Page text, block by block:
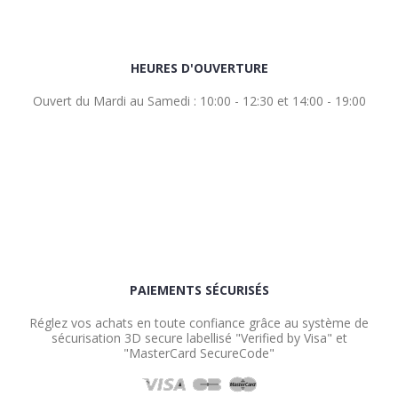
HEURES D'OUVERTURE
Ouvert du Mardi au Samedi : 10:00 - 12:30 et 14:00 - 19:00
PAIEMENTS SÉCURISÉS
Réglez vos achats en toute confiance grâce au système de
sécurisation 3D secure labellisé "Verified by Visa" et
"MasterCard SecureCode"